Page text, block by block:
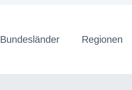
Bundesländer Regionen